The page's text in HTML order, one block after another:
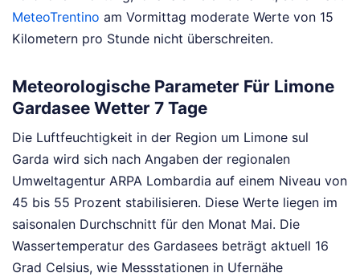
MeteoTrentino am Vormittag moderate Werte von 15
Kilometern pro Stunde nicht überschreiten.
Meteorologische Parameter Für Limone
Gardasee Wetter 7 Tage
Die Luftfeuchtigkeit in der Region um Limone sul
Garda wird sich nach Angaben der regionalen
Umweltagentur ARPA Lombardia auf einem Niveau von
45 bis 55 Prozent stabilisieren. Diese Werte liegen im
saisonalen Durchschnitt für den Monat Mai. Die
Wassertemperatur des Gardasees beträgt aktuell 16
Grad Celsius, wie Messstationen in Ufernähe